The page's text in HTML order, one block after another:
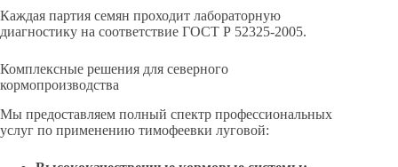
Каждая партия семян проходит лабораторную
диагностику на соответствие ГОСТ Р 52325-2005.
Комплексные решения для северного
кормопроизводства
Мы предоставляем полный спектр профессиональных
услуг по применению тимофеевки луговой: